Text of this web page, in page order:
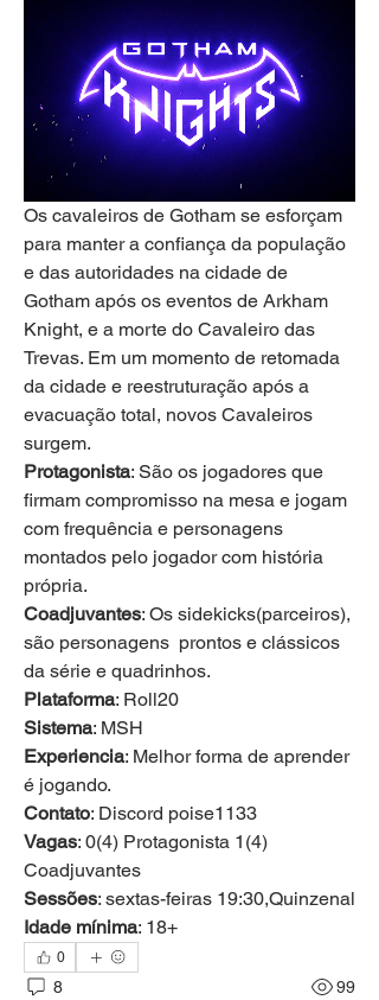
Os cavaleiros de Gotham se esforçam
para manter a confiança da população
e das autoridades na cidade de
Gotham após os eventos de Arkham
Knight, e a morte do Cavaleiro das
Trevas. Em um momento de retomada
da cidade e reestruturação após a
evacuação total, novos Cavaleiros
surgem.
Protagonista: São os jogadores que
firmam compromisso na mesa e jogam
com frequência e personagens
montados pelo jogador com história
própria.
Coadjuvantes: Os sidekicks(parceiros),
são personagens  prontos e clássicos
da série e quadrinhos.
Plataforma: Roll20
Sistema: MSH
Experiencia: Melhor forma de aprender
é jogando.
Contato: Discord poise1133
Vagas: 0(4) Protagonista 1(4)
Coadjuvantes
Sessões: sextas-feiras 19:30,Quinzenal
Idade mínima: 18+
0
8 99